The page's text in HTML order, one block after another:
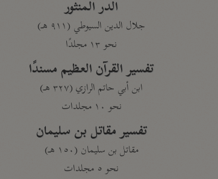
الدر المنثور
جلال الدين السيوطي (٩١١ هـ)
نحو ١٣ مجلدًا
تفسير القرآن العظيم مسندًا
ابن أبي حاتم الرازي (٣٢٧ هـ)
نحو ١٠ مجلدات
تفسير مقاتل بن سليمان
مقاتل بن سليمان (١٥٠ هـ)
نحو ٥ مجلدات